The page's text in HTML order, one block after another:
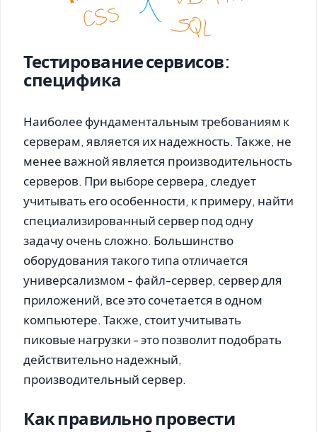
Тестирование сервисов:
специфика
Наиболее фундаментальным требованиям к
серверам, является их надежность. Также, не
менее важной является производительность
серверов. При выборе сервера, следует
учитывать его особенности, к примеру, найти
специализированный сервер под одну
задачу очень сложно. Большинство
оборудования такого типа отличается
универсализмом - файл-сервер, сервер для
приложений, все это сочетается в одном
компьютере. Также, стоит учитывать
пиковые нагрузки - это позволит подобрать
действительно надежный,
производительный сервер.
Как правильно провести